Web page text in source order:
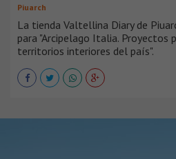
Piuarch
La tienda Valtellina Diary de
para "Arcipelago Italia. Proyectos
territorios interiores del país".